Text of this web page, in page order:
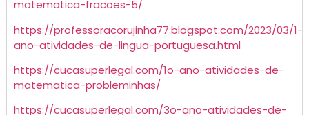
matematica-fracoes-5/
https://professoracorujinha77.blogspot.com/2023/03/1-
ano-atividades-de-lingua-portuguesa.html
https://cucasuperlegal.com/1o-ano-atividades-de-
matematica-probleminhas/
https://cucasuperlegal.com/3o-ano-atividades-de-